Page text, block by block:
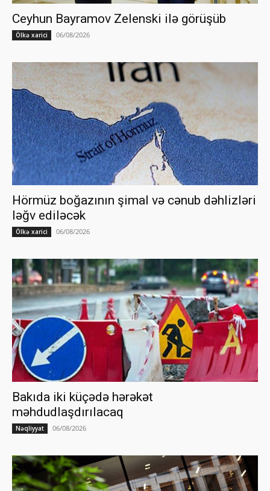
Ceyhun Bayramov Zelenski ilə görüşüb
Ölkə xarici 06/08/2026
Hörmüz boğazının şimal və cənub dəhlizləri
ləğv ediləcək
Ölkə xarici 06/08/2026
Bakıda iki küçədə hərəkət
məhdudlaşdırılacaq
Nəqliyyat 06/08/2026